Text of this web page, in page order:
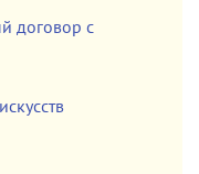
договор с